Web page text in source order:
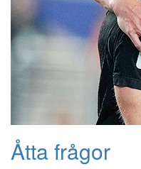
Åtta frågor